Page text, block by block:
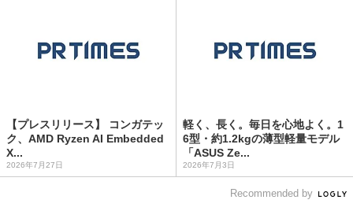
【プレスリリース】 コンガテッ
ク、AMD Ryzen AI Embedded
X...
2026年7月27日
軽く、長く。毎日を心地よく。1
6型・約1.2kgの薄型軽量モデル
「ASUS Ze...
2026年7月3日
Recommended by